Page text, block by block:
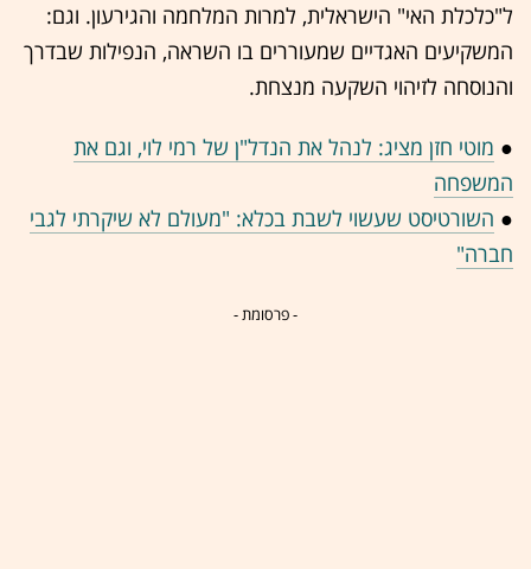
ל"כלכלת האי" הישראלית, למרות המלחמה והגירעון. וגם:
המשקיעים האגדיים שמעוררים בו השראה, הנפילות שבדרך
והנוסחה לזיהוי השקעה מנצחת.
● מוטי חזן מציג: לנהל את הנדל"ן של רמי לוי, וגם את
המשפחה
● השורטיסט שעשוי לשבת בכלא: "מעולם לא שיקרתי לגבי
חברה"
- פרסומת -